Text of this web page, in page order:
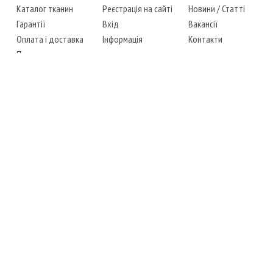
Каталог тканин
Гарантії
Оплата і доставка
Повернення товару
Реєстрація на сайті
Вхід
Інформація
Новини /Статті
Вакансії
Контакти